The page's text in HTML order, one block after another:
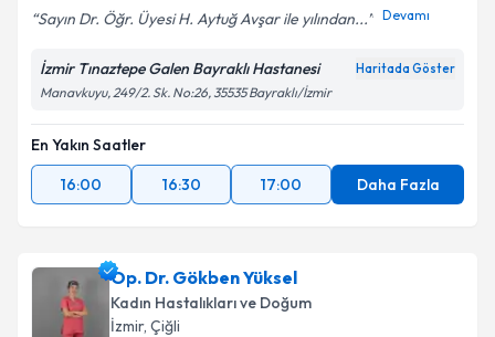
Sayın Dr. Öğr. Üyesi H. Aytuğ Avşar ile yılından... Devamı
İzmir Tınaztepe Galen Bayraklı Hastanesi Haritada Göster
Manavkuyu, 249/2. Sk. No:26, 35535 Bayraklı/İzmir
En Yakın Saatler
16:00
16:30 17:00 Daha Fazla
Op. Dr. Gökben Yüksel
Kadın Hastalıkları ve Doğum
İzmir, Çiğli